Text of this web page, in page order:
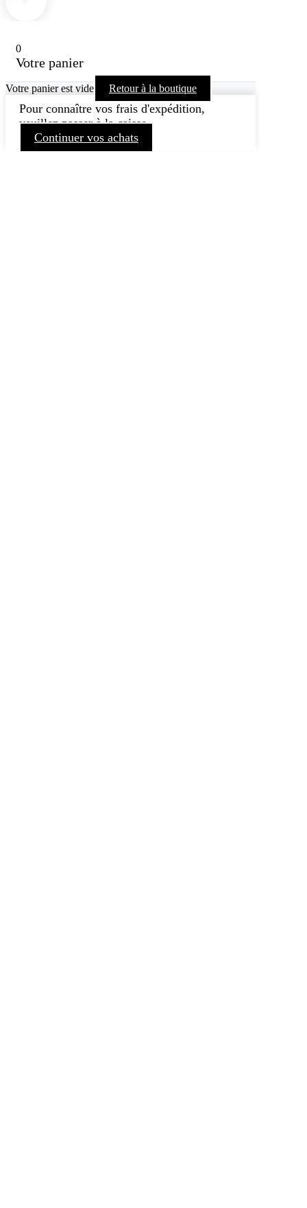
0
Votre panier
Votre panier est vide Retour à la boutique
Pour connaître vos frais d'expédition,
veuillez passer à la caisse.
Continuer vos achats